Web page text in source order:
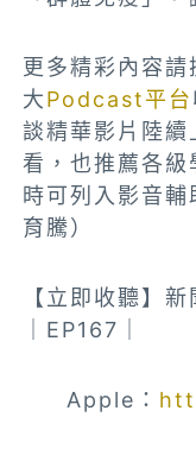
更多精彩內容
大Podcast平台
談精華影片陸
看，也推薦各級
時可列入影音
育騰）
【立即收聽】
｜EP167｜
Apple：